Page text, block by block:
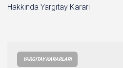
Hakkında Yargıtay Kararı
YARGITAY KARARLARI